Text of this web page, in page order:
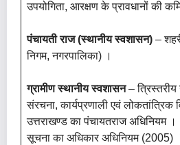
उपयोगिता, आरक्षण के प्रावधानों की
पंचायती राज (स्थानीय स्वशासन) –
निगम, नगरपालिका) ।
ग्रामीण स्थानीय स्वशासन– त्रिस्तरीय
संरचना, कार्यप्रणाली एवं लोकतांत्रिक
उत्तराखण्ड का पंचायतराज अधिनियम ।
सूचना का अधिकार अधिनियम (2005) ।